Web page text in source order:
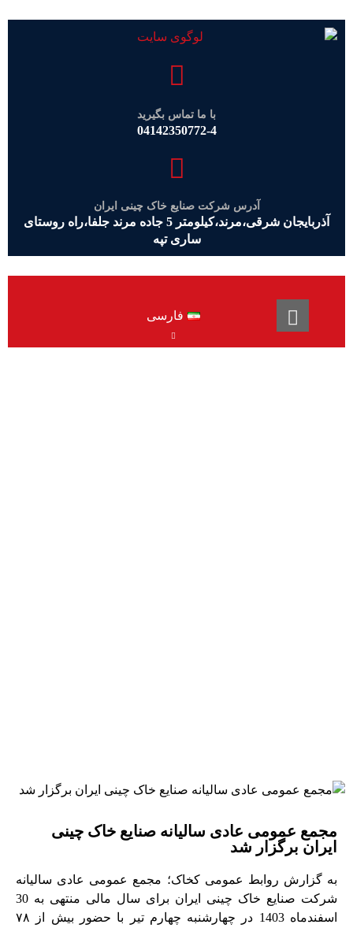
با ما تماس بگیرید
04142350772-4
آدرس شرکت صنایع خاک چینی ایران
آذربایجان شرقی،مرند،کیلومتر 5 جاده مرند جلفا،راه روستای
ساری تپه
فارسی
مجمع عمومی عادی سالیانه صنایع خاک چینی
ایران برگزار شد
به گزارش روابط عمومی کخاک؛ مجمع عمومی عادی سالیانه
شرکت صنایع خاک چینی ایران برای سال مالی منتهی به 30
اسفندماه 1403 در چهارشنبه چهارم تیر با حضور بیش از ۷۸